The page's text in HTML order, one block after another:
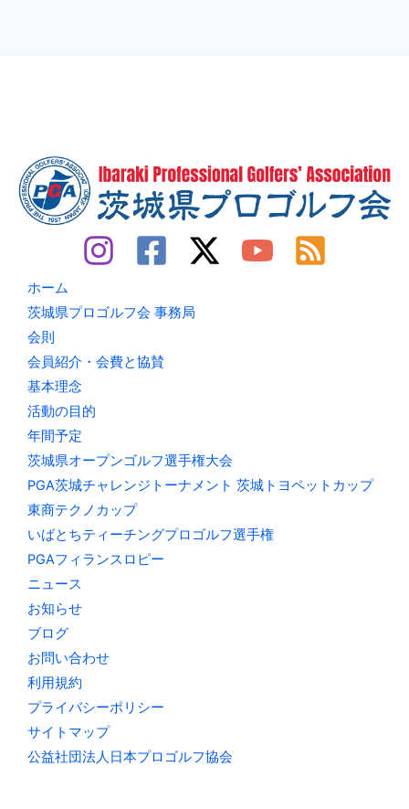
ホーム
茨城県プロゴルフ会 事務局
会則
会員紹介・会費と協賛
基本理念
活動の目的
年間予定
茨城県オープンゴルフ選手権大会
PGA茨城チャレンジトーナメント 茨城トヨペットカップ
東商テクノカップ
いばとちティーチングプロゴルフ選手権
PGAフィランスロピー
ニュース
お知らせ
ブログ
お問い合わせ
利用規約
プライバシーポリシー
サイトマップ
公益社団法人日本プロゴルフ協会